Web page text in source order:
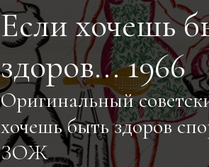
Если хочешь
здоров... 1966
Оригинальный
хочешь быть здоров
ЗОЖ